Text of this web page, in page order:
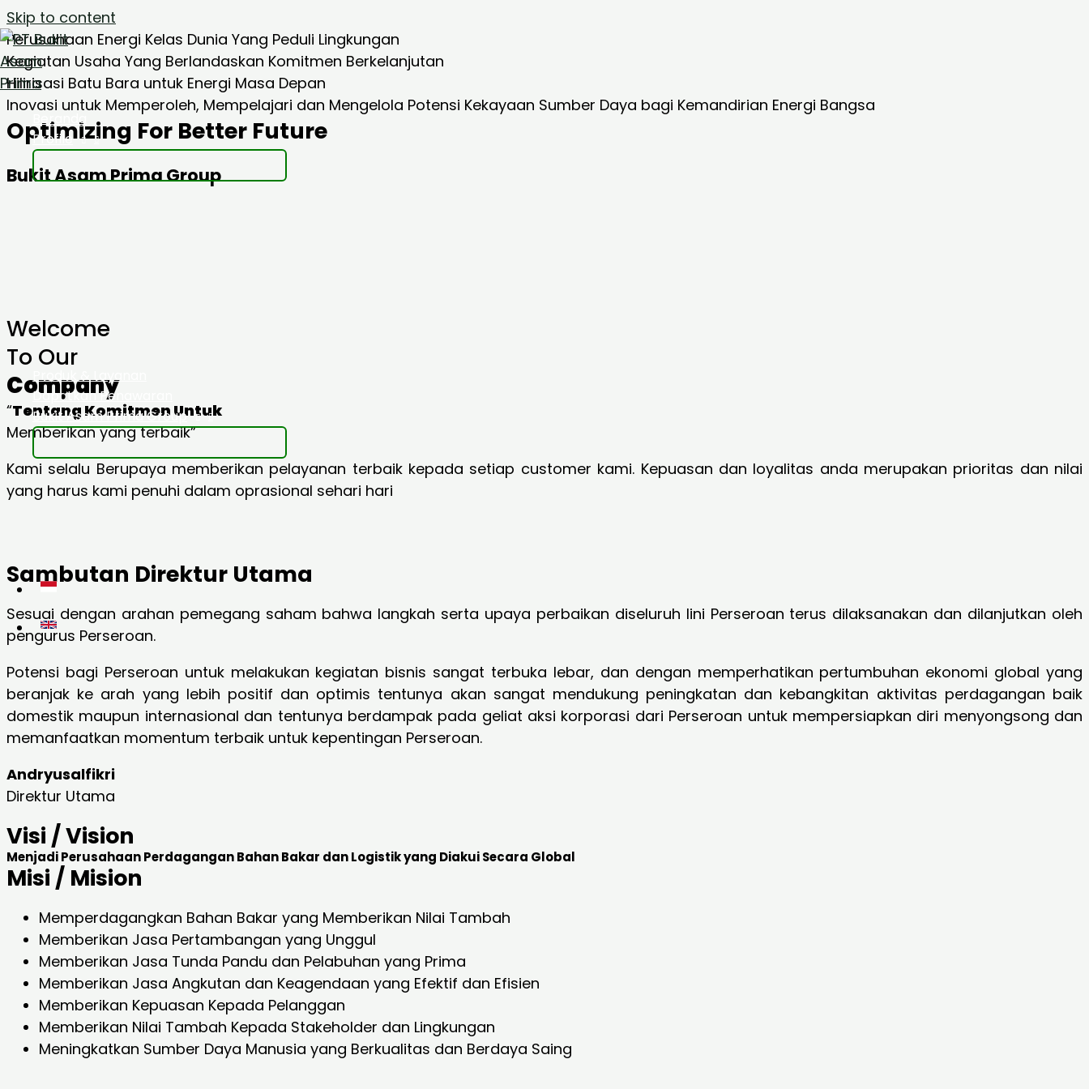
Skip to content
Beranda
Profile
Produk & Layanan
Dapatkan Penawaran
Bukit Asam Prima Group
Perusahaan Energi Kelas Dunia Yang Peduli Lingkungan
Kegiatan Usaha Yang Berlandaskan Komitmen Berkelanjutan
Hilirisasi Batu Bara untuk Energi Masa Depan
Inovasi untuk Memperoleh, Mempelajari dan Mengelola Potensi Kekayaan Sumber Daya bagi Kemandirian Energi Bangsa
Optimizing For Better Future
Bukit Asam Prima Group
Welcome
To Our
Company
“Tentang Komitmen Untuk
Memberikan yang terbaik”
Kami selalu Berupaya memberikan pelayanan terbaik kepada setiap customer kami. Kepuasan dan loyalitas anda merupakan prioritas dan nilai
yang harus kami penuhi dalam oprasional sehari hari
Sambutan Direktur Utama
Sesuai dengan arahan pemegang saham bahwa langkah serta upaya perbaikan diseluruh lini Perseroan terus dilaksanakan dan dilanjutkan oleh
pengurus Perseroan.
Potensi bagi Perseroan untuk melakukan kegiatan bisnis sangat terbuka lebar, dan dengan memperhatikan pertumbuhan ekonomi global yang
beranjak ke arah yang lebih positif dan optimis tentunya akan sangat mendukung peningkatan dan kebangkitan aktivitas perdagangan baik
domestik maupun internasional dan tentunya berdampak pada geliat aksi korporasi dari Perseroan untuk mempersiapkan diri menyongsong dan
memanfaatkan momentum terbaik untuk kepentingan Perseroan.
Andryusalfikri
Direktur Utama
Visi / Vision
Menjadi Perusahaan Perdagangan Bahan Bakar dan Logistik yang Diakui Secara Global
Misi / Mision
Memperdagangkan Bahan Bakar yang Memberikan Nilai Tambah
Memberikan Jasa Pertambangan yang Unggul
Memberikan Jasa Tunda Pandu dan Pelabuhan yang Prima
Memberikan Jasa Angkutan dan Keagendaan yang Efektif dan Efisien
Memberikan Kepuasan Kepada Pelanggan
Memberikan Nilai Tambah Kepada Stakeholder dan Lingkungan
Meningkatkan Sumber Daya Manusia yang Berkualitas dan Berdaya Saing